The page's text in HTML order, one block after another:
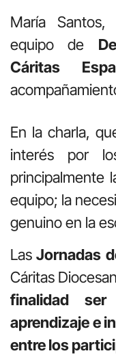
María
equipo de
Cáritas
En la charla,
interés por
principalmente
equipo; la
genuino en la
Las Jornadas
Cáritas
finalidad ser
aprendizaje e
entre los